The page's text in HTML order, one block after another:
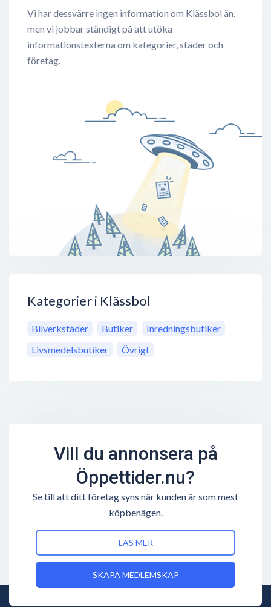
Vi har dessvärre ingen information om Klässbol än,
men vi jobbar ständigt på att utöka
informationstexterna om kategorier, städer och
företag.
Kategorier i Klässbol
Bilverkstäder Butiker
Inredningsbutiker
Livsmedelsbutiker
Övrigt
Vill du annonsera på
Öppettider.nu?
Se till att ditt företag syns när kunden är som mest
köpbenägen.
LÄS MER
SKAPA MEDLEMSKAP